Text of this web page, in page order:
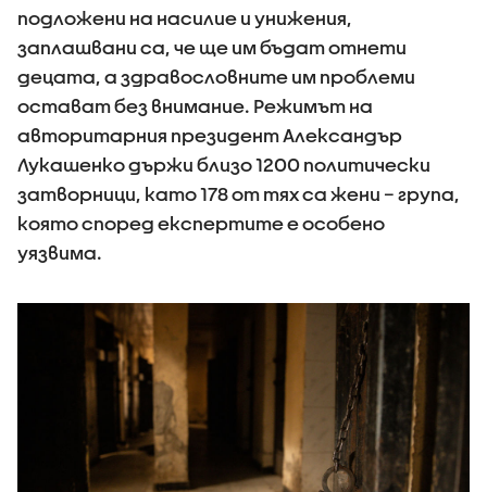
подложени на насилие и унижения,
заплашвани са, че ще им бъдат отнети
децата, а здравословните им проблеми
остават без внимание. Режимът на
авторитарния президент Александър
Лукашенко държи близо 1200 политически
затворници, като 178 от тях са жени – група,
която според експертите е особено
уязвима.